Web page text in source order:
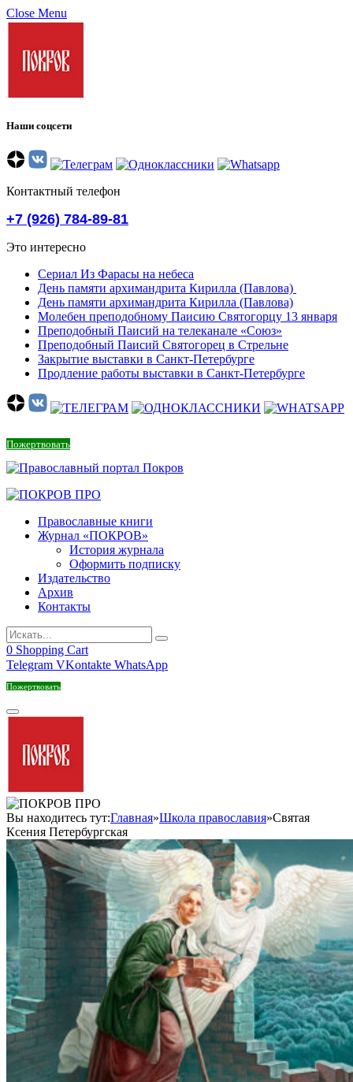
Close Menu
Наши соцсети
Контактный телефон
+7 (926) 784-89-81
Это интересно
Сериал Из Фарасы на небеса
День памяти архимандрита Кирилла (Павлова)
День памяти архимандрита Кирилла (Павлова)
Молебен преподобному Паисию Святогорцу 13 января
Преподобный Паисий на телеканале «Союз»
Преподобный Паисий Святогорец в Стрельне
Закрытие выставки в Санкт-Петербурге
Продление работы выставки в Санкт-Петербурге
Пожертвовать
Православные книги
Журнал «ПОКРОВ»
История журнала
Оформить подписку
Издательство
Архив
Контакты
0 Shopping Cart
Telegram VKontakte WhatsApp
Пожертвовать
Вы находитесь тут:Главная»Школа православия»Святая
Ксения Петербургская